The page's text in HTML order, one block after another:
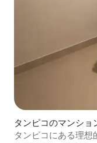
タンピコのマンショ
タンピコにある理想